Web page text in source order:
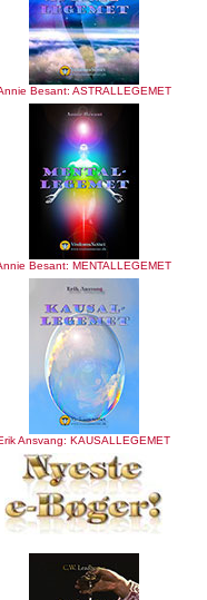
Besant: ASTRALLEGEMET
Besant: MENTALLEGEMET
Ansvang: KAUSALLEGEMET